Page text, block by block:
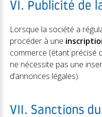
VI. Publicité de
Lorsque la société a
procéder à une
commerce (étant précisé
ne nécessite pas une
d’annonces légales).
VII. Sanctions